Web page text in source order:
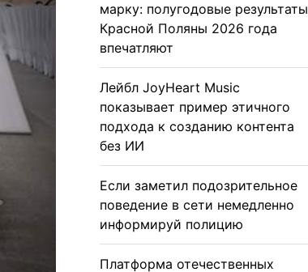
марку: полугодовые результаты
Красной Поляны 2026 года
впечатляют
Лейбл JoyHeart Music
показывает пример этичного
подхода к созданию контента
без ИИ
Если заметил подозрительное
поведение в сети немедленно
информируй полицию
Платформа отечественных